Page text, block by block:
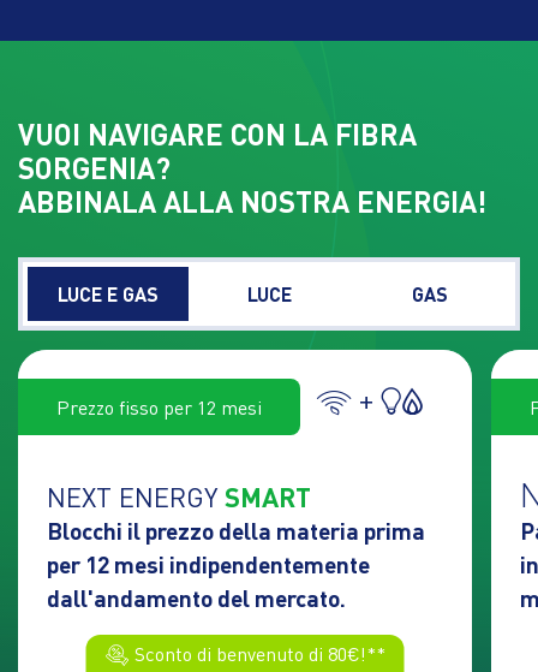
VUOI NAVIGARE CON LA FIBRA
SORGENIA?
ABBINALA ALLA NOSTRA ENERGIA!
LUCE E GAS LUCE GAS
+
Prezzo fisso per 12 mesi
NEXT ENERGY SMART
Blocchi il prezzo della materia prima
per 12 mesi indipendentemente
dall'andamento del mercato.
Sconto di benvenuto di 80€!**